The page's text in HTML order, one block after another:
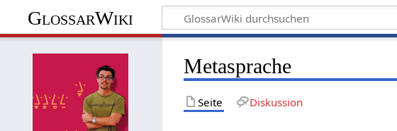
GlossarWiki
Metasprache
Seite Diskussion